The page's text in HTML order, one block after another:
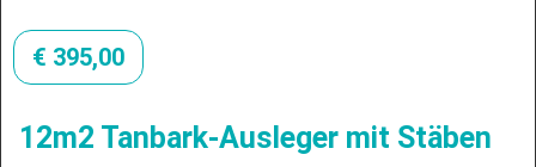
€ 395,00
12m2 Tanbark-Ausleger mit Stäben